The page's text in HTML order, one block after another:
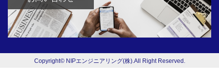
Copyright© NIPエンジニアリング(株).All Right Reserved.